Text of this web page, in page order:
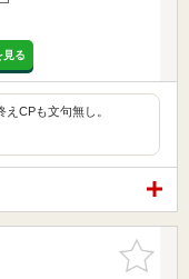
見る
CPも文句無し。
お気に入
りに追加